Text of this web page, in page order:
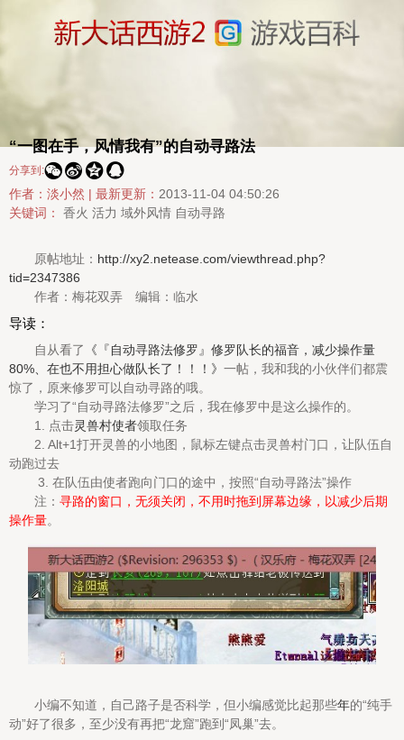
“一图在手，风情我有”的自动寻路法
分享到: 
作者：淡小然 | 最新更新： 2013-11-04 04:50:26
关键词： 香火 活力 域外风情 自动寻路
原帖地址： http://xy2.netease.com/viewthread.php?
tid=2347386
作者：梅花双弄 编辑：临水
导读：
自从看了
《『自动寻路法修罗』修罗队长的福音，减少操作量
80%、在也不用担心做队长了！！！》 一帖，我和我的小伙伴们都震
惊了，原来修罗可以自动寻路的哦。
学习了“自动寻路法修罗”之后，我在修罗中是这么操作的。
1. 点击灵兽村使者领取任务
2. Alt+1打开灵兽的小地图，鼠标左键点击灵兽村门口，让队伍自
动跑过去
3. 在队伍由使者跑向门口的途中，按照“自动寻路法”操作
注： 寻路的窗口，无须关闭，不用时拖到屏幕边缘，以减少后期
操作量。
小编不知道，自己路子是否科学，但小编感觉比起那些年的“纯手
动”好了很多，至少没有再把“龙窟”跑到“凤巢”去。